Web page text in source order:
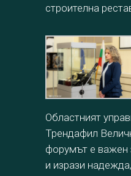
строителна
Областният
Трендафил
форумът е важен
и изрази